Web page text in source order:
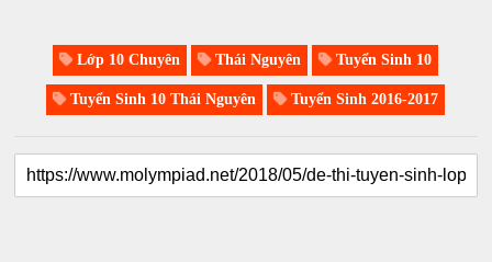
Lớp 10 Chuyên Thái Nguyên Tuyển Sinh 10
Tuyển Sinh 10 Thái Nguyên Tuyển Sinh 2016-2017